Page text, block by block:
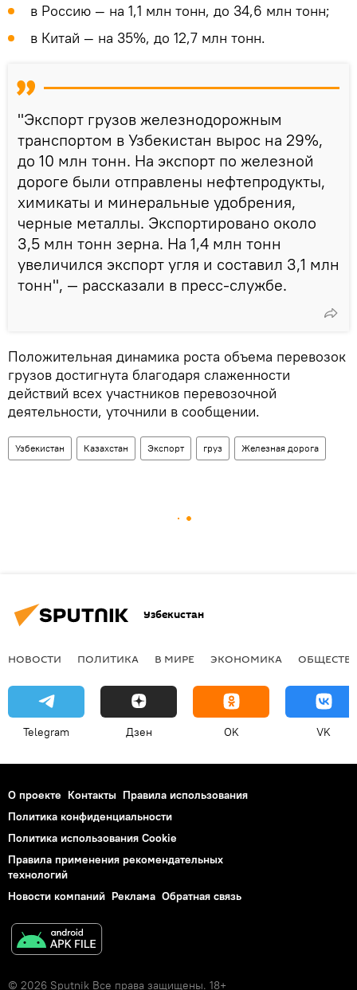
в Россию — на 1,1 млн тонн, до 34,6 млн тонн;
в Китай — на 35%, до 12,7 млн тонн.
"Экспорт грузов железнодорожным
транспортом в Узбекистан вырос на 29%,
до 10 млн тонн. На экспорт по железной
дороге были отправлены нефтепродукты,
химикаты и минеральные удобрения,
черные металлы. Экспортировано около
3,5 млн тонн зерна. На 1,4 млн тонн
увеличился экспорт угля и составил 3,1 млн
тонн", — рассказали в пресс-службе.
Положительная динамика роста объема перевозок
грузов достигнута благодаря слаженности
действий всех участников перевозочной
деятельности, уточнили в сообщении.
Узбекистан Казахстан Экспорт груз Железная дорога
Узбекистан
НОВОСТИ ПОЛИТИКА В МИРЕ ЭКОНОМИКА
Telegram Дзен OK VK
О проекте Контакты Правила использования
Политика конфиденциальности
Политика использования Cookie
Правила применения рекомендательных
технологий
Новости компаний Реклама Обратная связь
© 2026 Sputnik Все права защищены. 18+